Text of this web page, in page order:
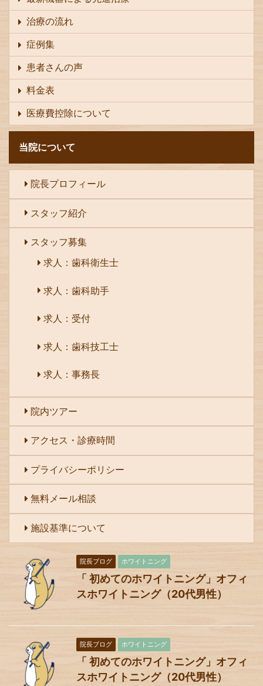
治療の流れ
症例集
患者さんの声
料金表
医療費控除について
当院について
院長プロフィール
スタッフ紹介
スタッフ募集
求人：歯科衛生士
求人：歯科助手
求人：受付
求人：歯科技工士
求人：事務長
院内ツアー
アクセス・診療時間
プライバシーポリシー
無料メール相談
施設基準について
院長ブログ ホワイトニング
「 初めてのホワイトニング」オフィ
スホワイトニング（20代男性）
院長ブログ ホワイトニング
「 初めてのホワイトニング」オフィ
スホワイトニング（20代男性）